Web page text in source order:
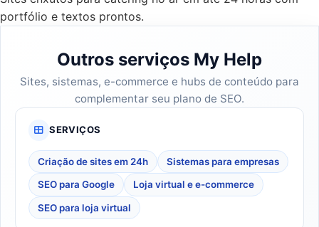
portfólio e textos prontos.
Outros serviços My Help
Sites, sistemas, e-commerce e hubs de conteúdo para
complementar seu plano de SEO.
SERVIÇOS
Criação de sites em 24h Sistemas para empresas
SEO para Google Loja virtual e e-commerce
SEO para loja virtual